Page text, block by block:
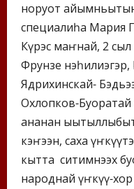
норуот
специалиһа Мария
Күрэс маҥнай, 2
Фрунзе
Ядрихинскай-
Охлопков-Буоратай
ананан
кэҥээн, саха
кытта ситимнээх
народнай үҥкүү-